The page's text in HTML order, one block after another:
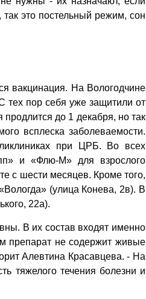
это постельный режим, сон
вакцинация. На Вологодчине
тех пор себя уже защитили от
до 1 декабря, но так
всплеска заболеваемости.
при ЦРБ. Во всех
и «Флю-М» для взрослого
с шести месяцев. Кроме того,
(улица Конева, 2в). В
22а).
В их состав входят именно
препарат не содержит живые
Алевтина Красавцева. - На
тяжелого течения болезни и